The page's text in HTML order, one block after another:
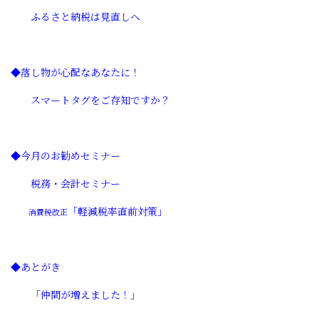
ふるさと納税は見直しへ
◆落し物が心配なあなたに！
スマートタグをご存知ですか？
◆今月のお勧めセミナー
税務・会計セミナー
消費税改正 「軽減税率直前対策」
◆あとがき
「仲間が増えました！」